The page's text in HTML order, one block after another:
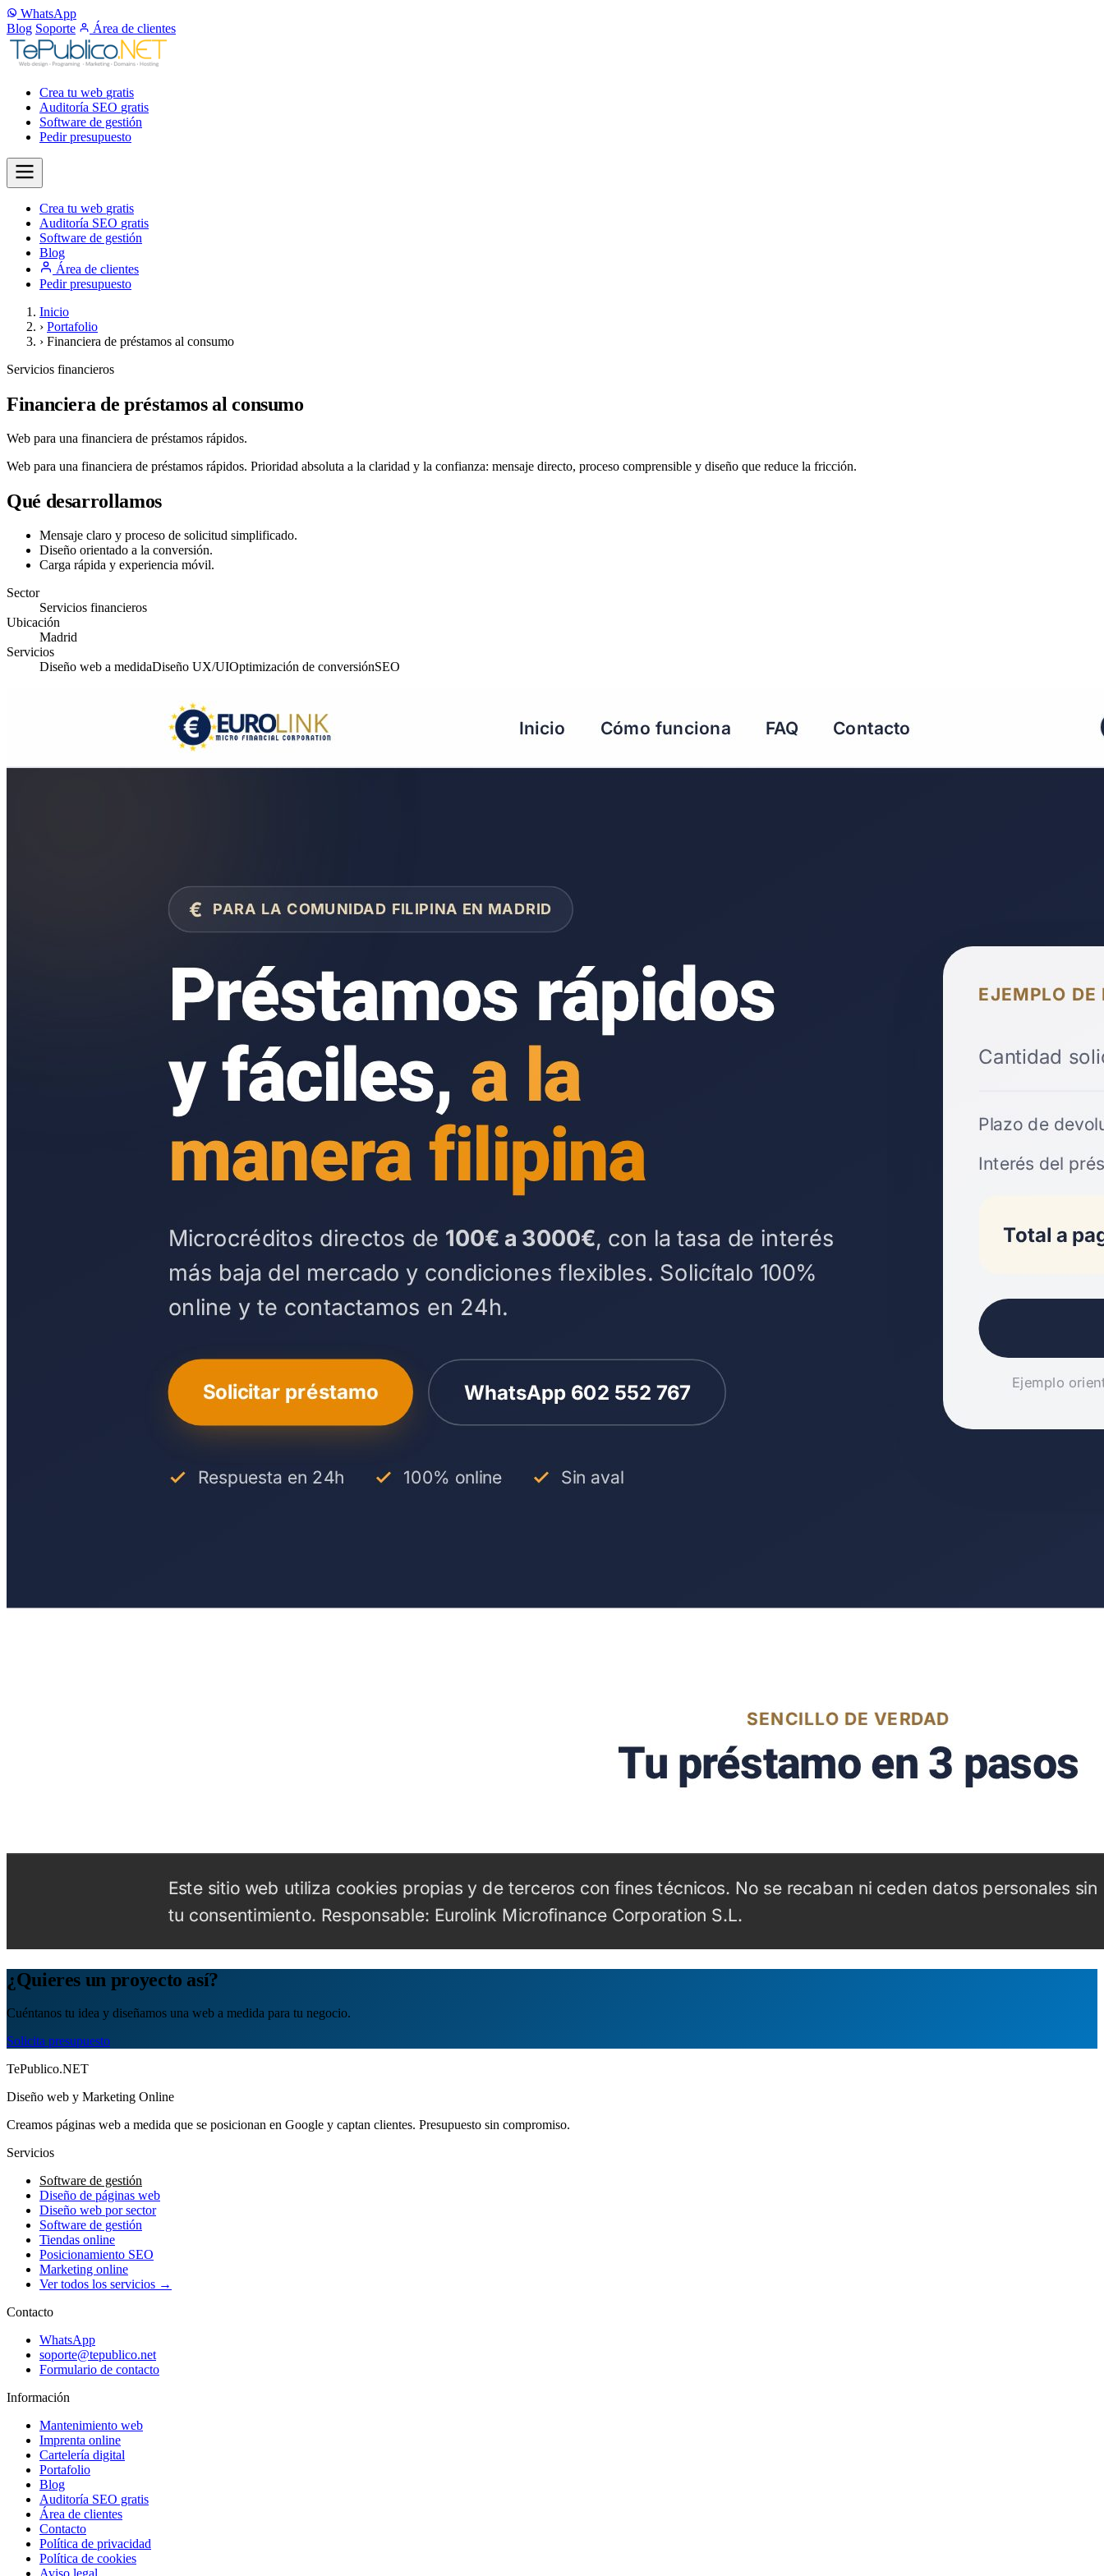
WhatsApp
Blog Soporte Área de clientes
Crea tu web gratis
Auditoría SEO gratis
Software de gestión
Pedir presupuesto
Crea tu web gratis
Auditoría SEO gratis
Software de gestión
Blog
Área de clientes
Pedir presupuesto
Inicio
› Portafolio
› Financiera de préstamos al consumo
Servicios financieros
Financiera de préstamos al consumo
Web para una financiera de préstamos rápidos.
Web para una financiera de préstamos rápidos. Prioridad absoluta a la claridad y la confianza: mensaje directo, proceso comprensible y diseño que reduce la fricción.
Qué desarrollamos
Mensaje claro y proceso de solicitud simplificado.
Diseño orientado a la conversión.
Carga rápida y experiencia móvil.
Sector
Servicios financieros
Ubicación
Madrid
Servicios
Diseño web a medidaDiseño UX/UIOptimización de conversiónSEO
¿Quieres un proyecto así?
Cuéntanos tu idea y diseñamos una web a medida para tu negocio.
Solicita presupuesto
TePublico.NET
Diseño web y Marketing Online
Creamos páginas web a medida que se posicionan en Google y captan clientes. Presupuesto sin compromiso.
Servicios
Software de gestión
Diseño de páginas web
Diseño web por sector
Software de gestión
Tiendas online
Posicionamiento SEO
Marketing online
Ver todos los servicios →
Contacto
WhatsApp
soporte@tepublico.net
Formulario de contacto
Información
Mantenimiento web
Imprenta online
Cartelería digital
Portafolio
Blog
Auditoría SEO gratis
Área de clientes
Contacto
Política de privacidad
Política de cookies